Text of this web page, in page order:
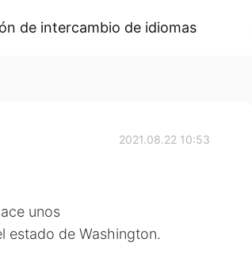
de intercambio de idiomas
2021.08.22 10:53
unos
estado de Washington.